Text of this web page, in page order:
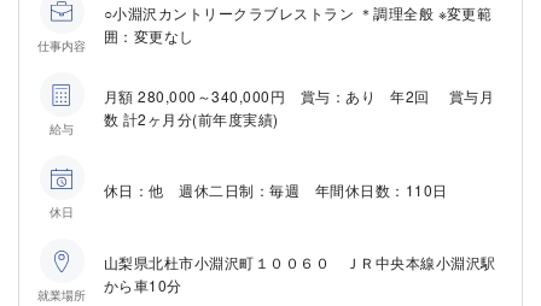
仕事内容
○小淵沢カントリークラブレストラン ＊調理全般 ※変更範
囲：変更なし
給与
月額 280,000～340,000円 賞与：あり 年2回 賞与月
数 計2ヶ月分(前年度実績)
休日
休日：他 週休二日制：毎週 年間休日数：110日
就業場所
山梨県北杜市小淵沢町１００６０ ＪＲ中央本線小淵沢駅
から車10分